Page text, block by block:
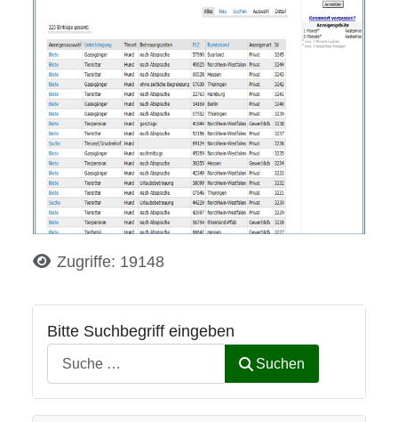
Bitte Suchbegriff eingeben
Suchen
DetailsZugriffe: 19148